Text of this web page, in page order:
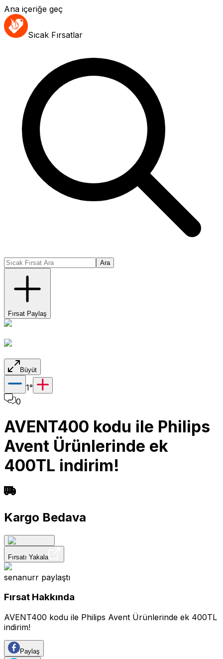
Ana içeriğe geç
Sıcak Fırsatlar
Ara
Fırsat Paylaş
Büyüt
1°
0
AVENT400 kodu ile Philips
Avent Ürünlerinde ek
400TL indirim!
Kargo Bedava
Fırsatı Yakala
senanurr paylaştı
Fırsat Hakkında
AVENT400 kodu ile Philips Avent Ürünlerinde ek 400TL
indirim!
Paylaş